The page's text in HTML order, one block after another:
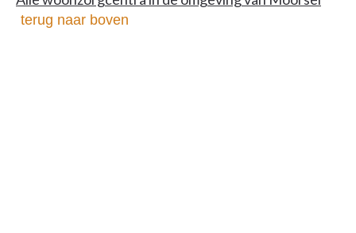
terug naar boven